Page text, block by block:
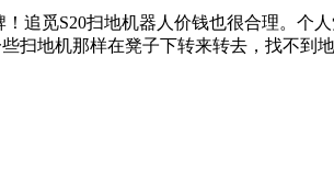
追觅S20扫地机器人价钱也很合理。个
扫地机那样在凳子下转来转去，找不到